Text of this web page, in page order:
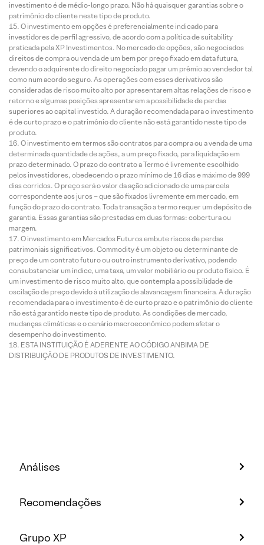
investimento é de médio-longo prazo. Não há quaisquer garantias sobre o
patrimônio do cliente neste tipo de produto.
O investimento em opções é preferencialmente indicado para
investidores de perfil agressivo, de acordo com a política de suitability
praticada pela XP Investimentos. No mercado de opções, são negociados
direitos de compra ou venda de um bem por preço fixado em data futura,
devendo o adquirente do direito negociado pagar um prêmio ao vendedor tal
como num acordo seguro. As operações com esses derivativos são
consideradas de risco muito alto por apresentarem altas relações de risco e
retorno e algumas posições apresentarem a possibilidade de perdas
superiores ao capital investido. A duração recomendada para o investimento
é de curto prazo e o patrimônio do cliente não está garantido neste tipo de
produto.
O investimento em termos são contratos para compra ou a venda de uma
determinada quantidade de ações, a um preço fixado, para liquidação em
prazo determinado. O prazo do contrato a Termo é livremente escolhido
pelos investidores, obedecendo o prazo mínimo de 16 dias e máximo de 999
dias corridos. O preço será o valor da ação adicionado de uma parcela
correspondente aos juros – que são fixados livremente em mercado, em
função do prazo do contrato. Toda transação a termo requer um depósito de
garantia. Essas garantias são prestadas em duas formas: cobertura ou
margem.
O investimento em Mercados Futuros embute riscos de perdas
patrimoniais significativos. Commodity é um objeto ou determinante de
preço de um contrato futuro ou outro instrumento derivativo, podendo
consubstanciar um índice, uma taxa, um valor mobiliário ou produto físico. É
um investimento de risco muito alto, que contempla a possibilidade de
oscilação de preço devido à utilização de alavancagem financeira. A duração
recomendada para o investimento é de curto prazo e o patrimônio do cliente
não está garantido neste tipo de produto. As condições de mercado,
mudanças climáticas e o cenário macroeconômico podem afetar o
desempenho do investimento.
ESTA INSTITUIÇÃO É ADERENTE AO CÓDIGO ANBIMA DE
DISTRIBUIÇÃO DE PRODUTOS DE INVESTIMENTO.
Análises
Recomendações
Grupo XP